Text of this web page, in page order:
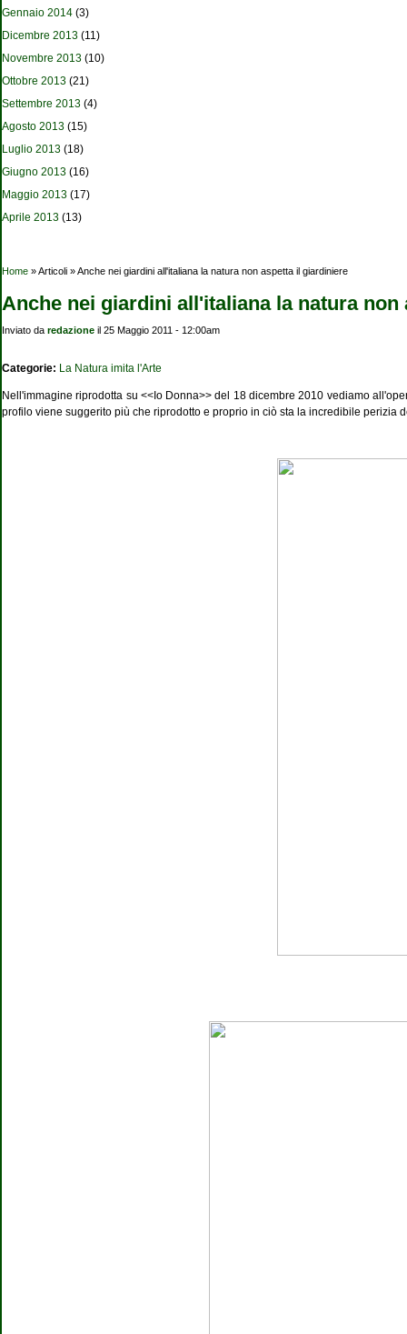
Gennaio 2014 (3)
Dicembre 2013 (11)
Novembre 2013 (10)
Ottobre 2013 (21)
Settembre 2013 (4)
Agosto 2013 (15)
Luglio 2013 (18)
Giugno 2013 (16)
Maggio 2013 (17)
Aprile 2013 (13)
Tu sei qui
Home » Articoli » Anche nei giardini all'italiana la natura non aspetta il giardiniere
Anche nei giardini all'italiana la natura
Inviato da redazione il 25 Maggio 2011 - 12:00am
Categorie: La Natura imita l'Arte
Nell'immagine riprodotta su <<Io Donna>> del 18 dicembre 2010 vediamo
profilo viene suggerito più che riprodotto e proprio in ciò sta la incredibile perizia